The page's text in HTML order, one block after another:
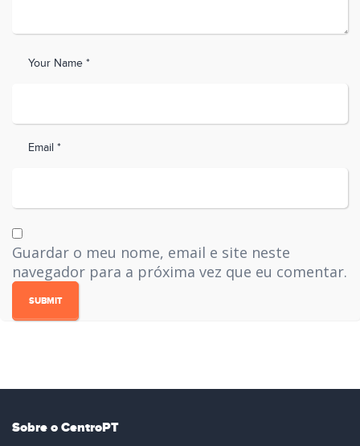
Your Name *
Email *
Guardar o meu nome, email e site neste
navegador para a próxima vez que eu comentar.
Sobre o CentroPT